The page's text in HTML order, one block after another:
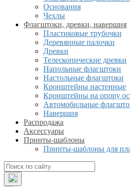
Основания
Чехлы
Флагштоки, древки, навершия
Пластиковые трубочки
Деревянные палочки
Древки
Телескопические древки
Напольные флагштоки
Настольные флагштоки
Кронштейны настенные
Кронштейны на опору
Автомобильные
Навершия
Распродажа
Аксессуары
Принты-шаблоны
Принты-шаблоны для